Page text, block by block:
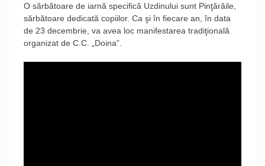
O sărbătoare de iarnă specifică Uzdinului sunt Pinţărăile,
sărbătoare dedicată copiilor. Ca şi în fiecare an, în data
de 23 decembrie, va avea loc manifestarea tradiţională
organizat de C.C. „Doina”.